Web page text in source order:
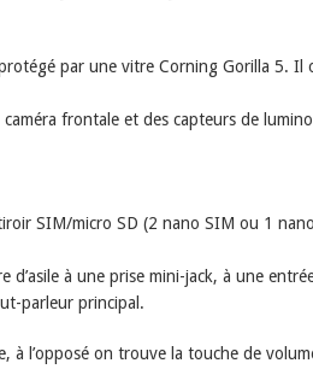
par une vitre Corning Gorilla 5. Il
frontale et des capteurs de
SIM/micro SD (2 nano SIM ou 1
à une prise mini-jack, à une
parleur principal.
à l’opposé on trouve la touche de